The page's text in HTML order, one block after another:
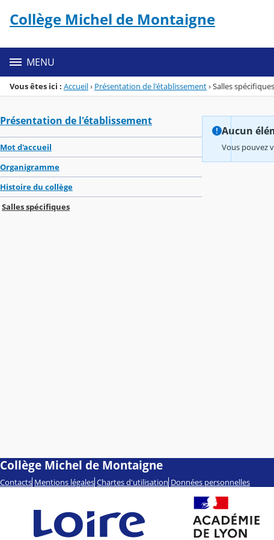
Menu de la rubrique
Contenu
Collège Michel de Montaigne
MENU
Vous êtes ici : Accueil› Présentation de l'établissement›Salles spécifiques
Présentation de l'établissement
Mot d'accueil
Organigramme
Histoire du collège
Salles spécifiques
Aucun
Vous pouvez
Collège Michel de Montaigne
Contacts Mentions légales Chartes d'utilisation Données personnelles